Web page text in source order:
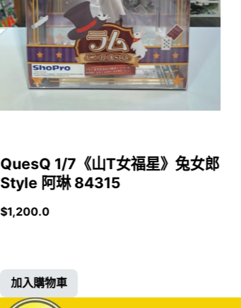
QuesQ 1/7《山T女福星》兔女郎
Style 阿琳 84315
$1,200.0
加入購物車